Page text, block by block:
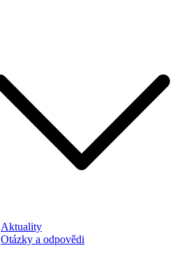
Aktuality
Otázky a odpovědi